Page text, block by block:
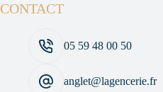
CONTACT
05 59 48 00 50
anglet@lagencerie.fr